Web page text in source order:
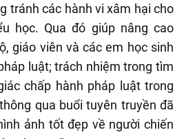
tránh các hành vi xâm hại cho
học. Qua đó giúp nâng cao
giáo viên và các em học sinh
luật; trách nhiệm trong tìm
chấp hành pháp luật trong
qua buổi tuyên truyền đã
ảnh tốt đẹp về người chiến